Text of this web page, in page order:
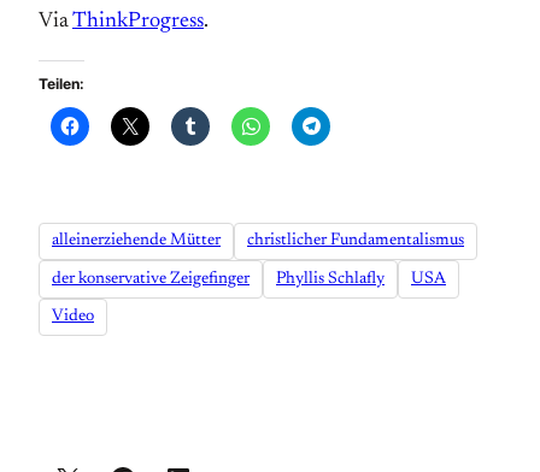
ViaThinkProgress.
Teilen:
alleinerziehende Mütter christlicher Fundamentalismus
der konservative Zeigefinger Phyllis Schlafly USA
Video